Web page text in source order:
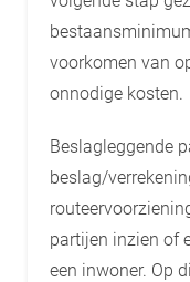
voorkomen van
onnodige kosten.
Beslagleggende
beslag/
partijen inzien of
een inwoner. Op